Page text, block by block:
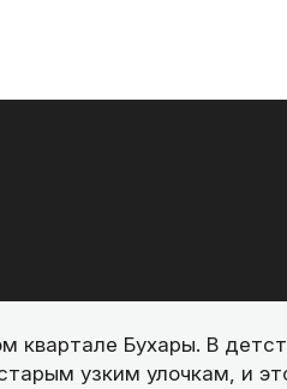
квартале Бухары. В
узким улочкам, и